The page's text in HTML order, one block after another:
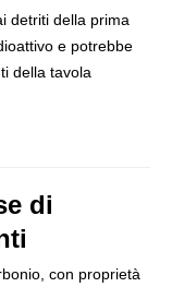
detriti della prima
e potrebbe
della tavola
di
con proprietà